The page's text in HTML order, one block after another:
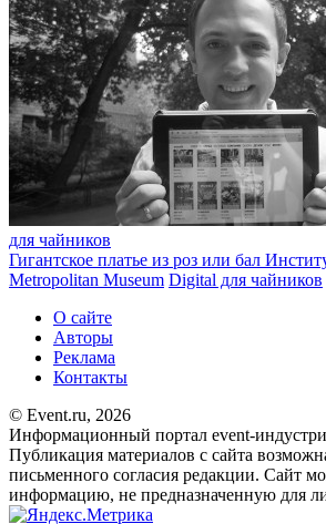
для чайников
Гигантское платье из роз или бал
Metropolitan Museum Digital для чайников
О сайте
Авторы
Реклама
Контакты
© Event.ru, 2026
Информационный портал event-
Публикация материалов с сайта
письменного согласия редакции. Сайт
информацию, не предназначенную для